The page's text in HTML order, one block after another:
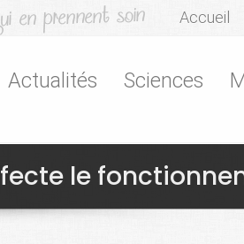
Accueil
Actualités Sciences
le